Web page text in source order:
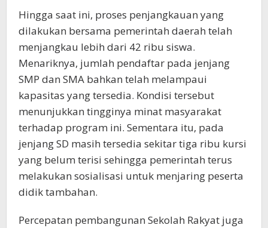
Hingga saat ini, proses penjangkauan yang
dilakukan bersama pemerintah daerah telah
menjangkau lebih dari 42 ribu siswa.
Menariknya, jumlah pendaftar pada jenjang
SMP dan SMA bahkan telah melampaui
kapasitas yang tersedia. Kondisi tersebut
menunjukkan tingginya minat masyarakat
terhadap program ini. Sementara itu, pada
jenjang SD masih tersedia sekitar tiga ribu kursi
yang belum terisi sehingga pemerintah terus
melakukan sosialisasi untuk menjaring peserta
didik tambahan.
Percepatan pembangunan Sekolah Rakyat juga